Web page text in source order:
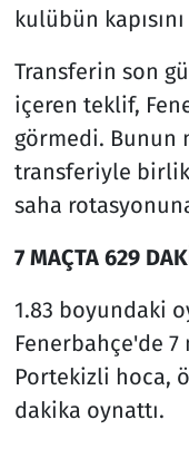
kulübün
Transferin son
içeren teklif,
görmedi. Bunun
transferiyle
saha
7 MAÇTA 629
1.83 boyundaki
Fenerbahçe'de
Portekizli hoca,
dakika oynattı.